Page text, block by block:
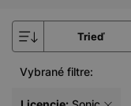
Trieď
Vybrané filtre: